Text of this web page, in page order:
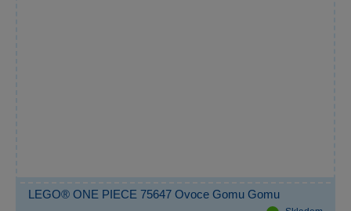
LEGO® ONE PIECE 75647 Ovoce Gomu Gomu